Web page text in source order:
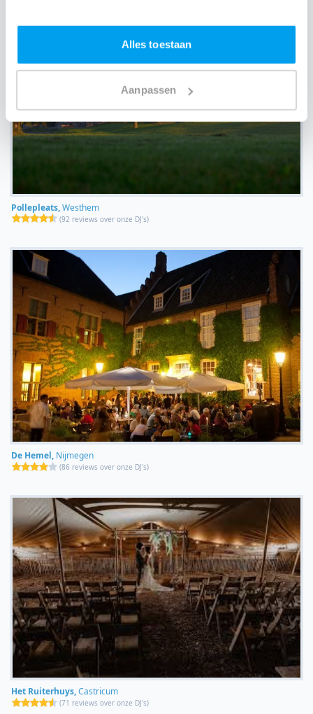
Alles toestaan
Aanpassen
Pollepleats,Westhem
(92 reviews over onze DJ's)
De Hemel, Nijmegen
(86 reviews over onze DJ's)
Het Ruiterhuys,Castricum
(71 reviews over onze DJ's)